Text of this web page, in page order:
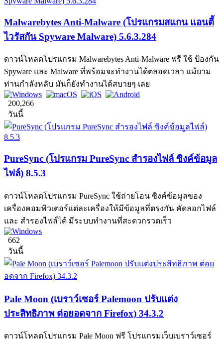
Malwarebytes Anti-Malware (โปรแกรมสแกน แอนตี้
ไวรัสกัน Spyware Malware) 5.6.3.284
ดาวน์โหลดโปรแกรม Malwarebytes Anti-Malware ฟรี ใช้ ป้องกัน
Spyware และ Malware ที่พร้อมจะทำงานได้ตลอดเวลา แม้ยาม
ท่านกำลังหลับ มันก็ยังทำงานได้สบายๆ เลย
200,266
วันนี้
PureSync (โปรแกรม PureSync สำรองไฟล์ ซิงค์ข้อมูล
ไฟล์) 8.5.3
ดาวน์โหลดโปรแกรม PureSync ใช้ถ่ายโอน ซิงค์ข้อมูลของ
เครื่องคอมพิวเตอร์แต่ละเครื่องให้มีข้อมูลที่ตรงกัน คัดลอกไฟล์
และ สำรองไฟล์ได้ มีระบบทำงานที่สะดวกรวดเร็ว
662
วันนี้
Pale Moon (เบราว์เซอร์ Palemoon ปรับแต่ง
ประสิทธิภาพ ต่อยอดจาก Firefox) 34.3.2
ดาวน์โหลดโปรแกรม Pale Moon ฟรี โปรแกรมเว็บเบราว์เซอร์